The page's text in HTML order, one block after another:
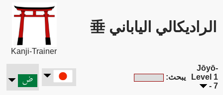
الراديكالي الياباني 垂
Kanji-Trainer
Jōyō-
Level 1
- 7
يبحث: